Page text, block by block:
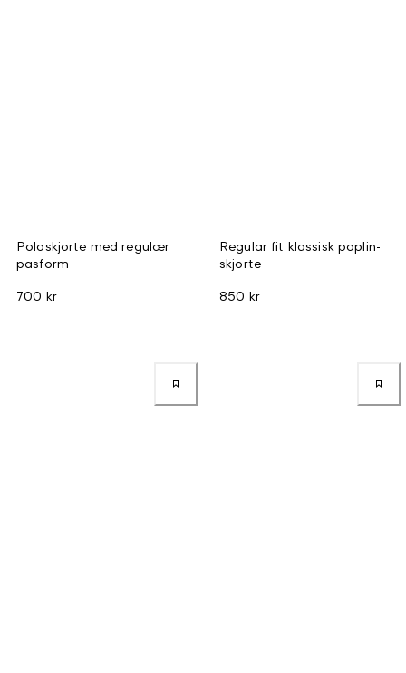
Poloskjorte med regulær
pasform
700 kr
Regular fit klassisk poplin-
skjorte
850 kr